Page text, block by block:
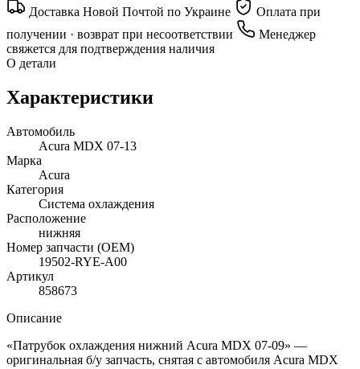
Доставка Новой Почтой по Украине
Оплата при
получении · возврат при несоответствии
Менеджер
свяжется для подтверждения наличия
О детали
Характеристики
Автомобиль
Acura MDX 07-13
Марка
Acura
Категория
Система охлаждения
Расположение
нижняя
Номер запчасти (OEM)
19502-RYE-A00
Артикул
858673
Описание
«Патрубок охлаждения нижний Acura MDX 07-09» —
оригинальная б/у запчасть, снятая с автомобиля Acura MDX